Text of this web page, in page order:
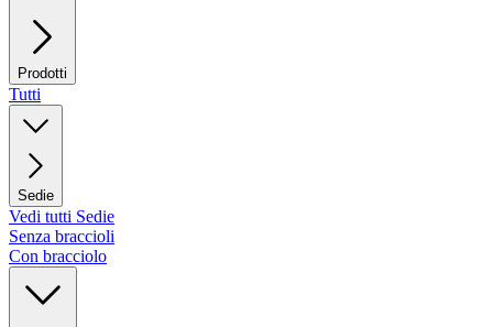
Prodotti
Tutti
Sedie
Vedi tutti Sedie
Senza braccioli
Con bracciolo